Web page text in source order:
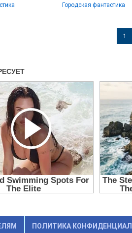
Городская фантастика
1
ПОЛИТИКА